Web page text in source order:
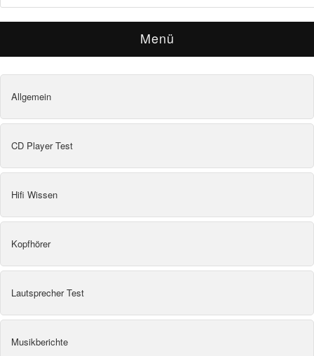
Menü
Allgemein
CD Player Test
Hifi Wissen
Kopfhörer
Lautsprecher Test
Musikberichte